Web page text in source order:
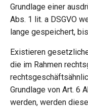
Grundlage einer
Abs. 1 lit. a DSGVO
lange gespeichert,
Existieren
die im Rahmen
Grundlage von Art. 6
werden, werden